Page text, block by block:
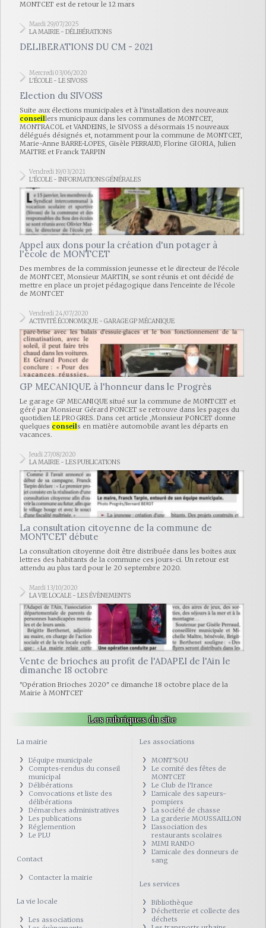
MONTCET est de retour le 12 mars
Mardi 29/07/2025
LA MAIRIE - DÉLIBÉRATIONS
DELIBERATIONS DU CM - 2021
Mercredi 03/06/2020
L'ÉCOLE - LE SIVOSS
Election du SIVOSS
Suite aux élections municipales et à l'installation des nouveaux
conseillers municipaux dans les communes de MONTCET,
MONTRACOL et VANDEINS, le SIVOSS a désormais 15 nouveaux
délégués désignés et, notamment pour la commune de MONTCET,
Marie-Anne BARRE-LOPES, Gisèle PERRAUD, Florine GIORIA, Julien
MAITRE et Franck TARPIN
Vendredi 19/03/2021
L'ÉCOLE - INFORMATIONS GÉNÉRALES
Appel aux dons pour la création d'un potager à
l'école de MONTCET
Des membres de la commission jeunesse et le directeur de l'école
de MONTCET, Monsieur MARTIN, se sont réunis et ont décidé de
mettre en place un projet pédagogique dans l'enceinte de l'école
de MONTCET
Vendredi 24/07/2020
ACTIVITÉ ÉCONOMIQUE - GARAGE GP MÉCANIQUE
GP MECANIQUE à l'honneur dans le Progrès
Le garage GP MECANIQUE situé sur la commune de MONTCET et
géré par Monsieur Gérard PONCET se retrouve dans les pages du
quotidien LE PROGRES. Dans cet article ,Monsieur PONCET donne
quelques conseils en matière automobile avant les départs en
vacances.
Jeudi 27/08/2020
LA MAIRIE - LES PUBLICATIONS
La consultation citoyenne de la commune de
MONTCET débute
La consultation citoyenne doit être distribuée dans les boites aux
lettres des habitants de la commune ces jours-ci. Un retour est
attendu au plus tard pour le 20 septembre 2020.
Mardi 13/10/2020
LA VIE LOCALE - LES ÉVÈNEMENTS
Vente de brioches au profit de l'ADAPEI de l'Ain le
dimanche 18 octobre
"Opération Brioches 2020" ce dimanche 18 octobre place de la
Mairie à MONTCET
Les rubriques du site
La mairie
L'équipe municipale
Comptes-rendus du conseil
municipal
Délibérations
Convocations et liste des
délibérations
Démarches administratives
Les publications
Réglemention
Le PLU
Contact
Contacter la mairie
La vie locale
Les associations
Les associations
MONT'SOU
Le comité des fêtes de
MONTCET
Le Club de l'Irance
L'amicale des sapeurs-
pompiers
La société de chasse
La garderie MOUSSAILLON
L'association des
restaurants scolaires
MIMI RANDO
L'amicale des donneurs de
sang
Les services
Bibliothèque
Déchetterie et collecte des
déchets